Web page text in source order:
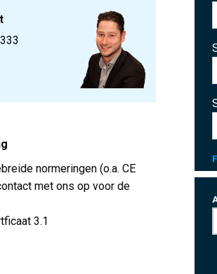
normeringen (o.a. CE
met ons op voor de
3.1